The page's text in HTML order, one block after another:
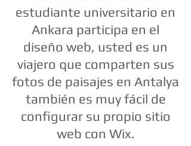
estudiante universitario en
Ankara participa en el
diseño web, usted es un
viajero que comparten sus
fotos de paisajes en Antalya
también es muy fácil de
configurar su propio sitio
web con Wix.